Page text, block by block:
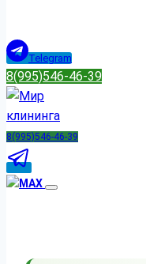
Telegram
8(995)546-46-39
8(995)546-46-39